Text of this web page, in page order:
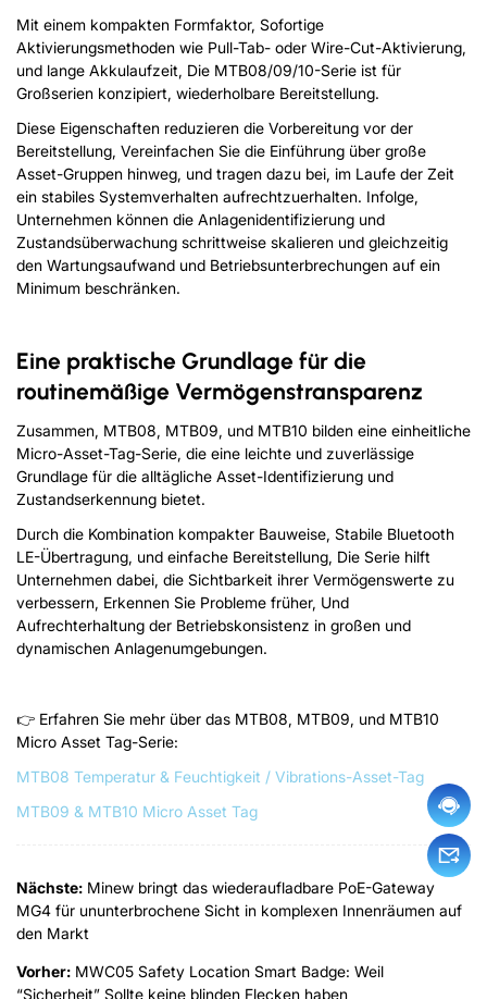
Mit einem kompakten Formfaktor, Sofortige
Aktivierungsmethoden wie Pull-Tab- oder Wire-Cut-Aktivierung,
und lange Akkulaufzeit, Die MTB08/09/10-Serie ist für
Großserien konzipiert, wiederholbare Bereitstellung.
Diese Eigenschaften reduzieren die Vorbereitung vor der
Bereitstellung, Vereinfachen Sie die Einführung über große
Asset-Gruppen hinweg, und tragen dazu bei, im Laufe der Zeit
ein stabiles Systemverhalten aufrechtzuerhalten. Infolge,
Unternehmen können die Anlagenidentifizierung und
Zustandsüberwachung schrittweise skalieren und gleichzeitig
den Wartungsaufwand und Betriebsunterbrechungen auf ein
Minimum beschränken.
Eine praktische Grundlage für die
routinemäßige Vermögenstransparenz
Zusammen, MTB08, MTB09, und MTB10 bilden eine einheitliche
Micro-Asset-Tag-Serie, die eine leichte und zuverlässige
Grundlage für die alltägliche Asset-Identifizierung und
Zustandserkennung bietet.
Durch die Kombination kompakter Bauweise, Stabile Bluetooth
LE-Übertragung, und einfache Bereitstellung, Die Serie hilft
Unternehmen dabei, die Sichtbarkeit ihrer Vermögenswerte zu
verbessern, Erkennen Sie Probleme früher, Und
Aufrechterhaltung der Betriebskonsistenz in großen und
dynamischen Anlagenumgebungen.
👉 Erfahren Sie mehr über das MTB08, MTB09, und MTB10
Micro Asset Tag-Serie:
MTB08 Temperatur & Feuchtigkeit / Vibrations-Asset-Tag
MTB09 & MTB10 Micro Asset Tag
Nächste: Minew bringt das wiederaufladbare PoE-Gateway
MG4 für ununterbrochene Sicht in komplexen Innenräumen auf
den Markt
Vorher: MWC05 Safety Location Smart Badge: Weil
“Sicherheit” Sollte keine blinden Flecken haben